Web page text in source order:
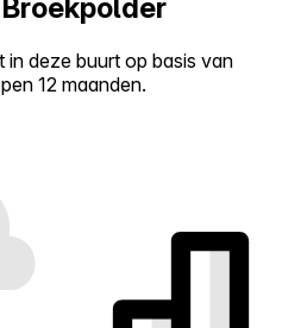
in deze buurt op basis van
12 maanden.